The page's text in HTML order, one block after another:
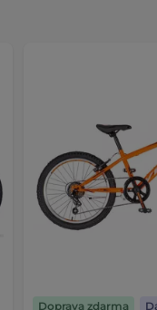
Doprava zdarma